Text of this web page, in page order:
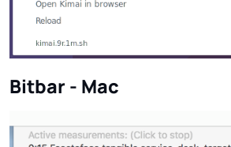
Bitbar - Mac